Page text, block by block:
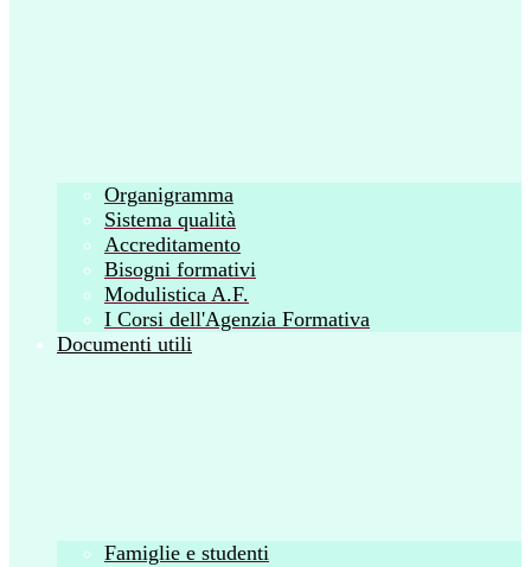
Organigramma
Sistema qualità
Accreditamento
Bisogni formativi
Modulistica A.F.
I Corsi dell'Agenzia Formativa
Documenti utili
Famiglie e studenti